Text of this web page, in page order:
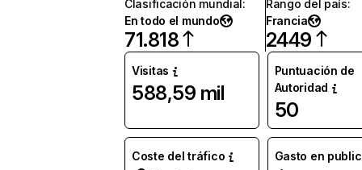
Clasificación mundial:
En todo el mundo
71.818
Rango del país:
Francia
2449
Visitas
588,59 mil
Puntuación de
Autoridad
50
Coste del tráfico Gasto en